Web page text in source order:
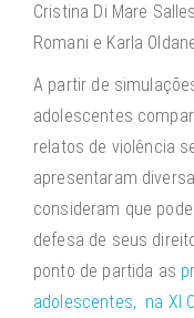
Cristina Di Mare
Romani e Karla
A partir de
adolescentes
relatos de violência
apresentaram
consideram que
defesa de seus
ponto de partida as
adolescentes, na XI